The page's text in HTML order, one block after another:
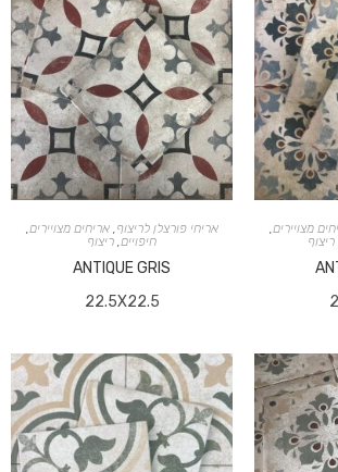
מצויירים,
ריצוף
אריחי פורצלן לריצוף,אריחים מצויירים,
חיפויים, ריצוף
ANTIQUE GRIS
22.5X22.5